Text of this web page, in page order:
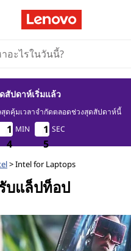
สัปดาห์เริ่มแล้ว
ดคุ้มเวลาจำกัดตลอดช่วงสุดสัปดาห์นี้
1
4
1
4
1
4
1
4
MIN 11
4
1
5
1
4
SEC
> Intel for Laptops
บแล็ปท็อป